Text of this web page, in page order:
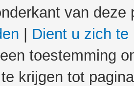
van
Dient u zich te
toestemming
krijgen tot